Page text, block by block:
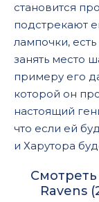
становится
подстрекают
лампочки,
занять место
примеру его
которой он
настоящий
что если ей
и Харутора
Ravens